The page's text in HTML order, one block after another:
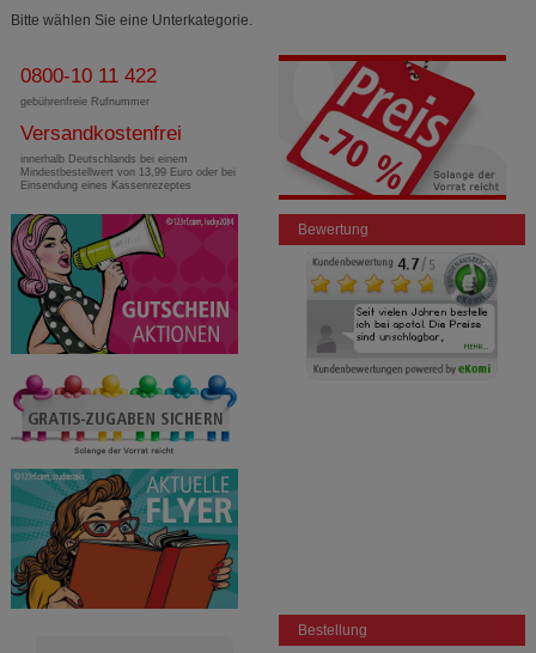
Bitte wählen Sie eine Unterkategorie.
0800-10 11 422
gebührenfreie Rufnummer
Versandkostenfrei
innerhalb Deutschlands bei einem
Mindestbestellwert von 13,99 Euro oder bei
Einsendung eines Kassenrezeptes
Bewertung
Bestellung